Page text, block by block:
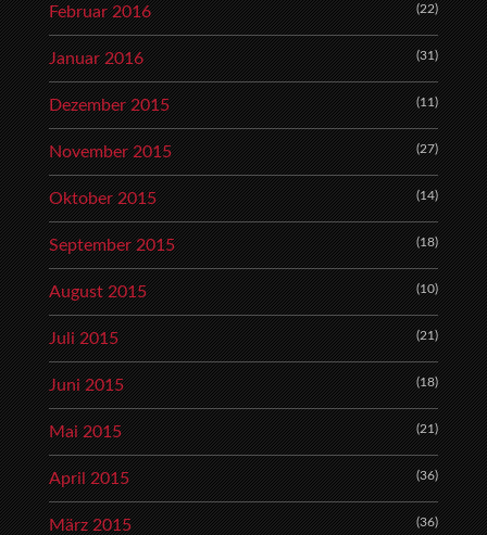
Februar 2016 (22)
Januar 2016 (31)
Dezember 2015 (11)
November 2015 (27)
Oktober 2015 (14)
September 2015 (18)
August 2015 (10)
Juli 2015 (21)
Juni 2015 (18)
Mai 2015 (21)
April 2015 (36)
März 2015 (36)